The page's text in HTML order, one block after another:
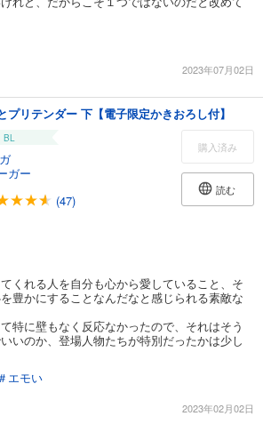
2023年07月02日
プリテンダー 下【電子限定かきおろし付】
BL
ガー
(47)
購入済み
読む
くれる人を自分も心から愛していること、そ
豊かにすることなんだなと感じられる素敵な
特に壁もなく反応なかったので、それはそう
いのか、登場人物たちが特別だったかは少し
＃エモい
2023年02月02日